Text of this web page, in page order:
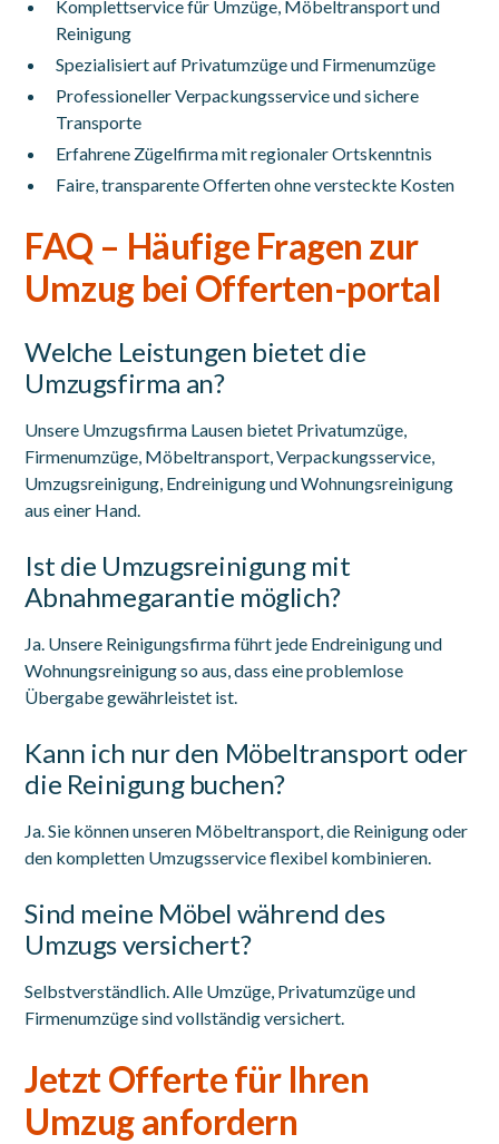
Komplettservice für Umzüge, Möbeltransport und
Reinigung
Spezialisiert auf Privatumzüge und Firmenumzüge
Professioneller Verpackungsservice und sichere
Transporte
Erfahrene Zügelfirma mit regionaler Ortskenntnis
Faire, transparente Offerten ohne versteckte Kosten
FAQ – Häufige Fragen zur
Umzug bei Offerten-portal
Welche Leistungen bietet die
Umzugsfirma an?
Unsere Umzugsfirma Lausen bietet Privatumzüge,
Firmenumzüge, Möbeltransport, Verpackungsservice,
Umzugsreinigung, Endreinigung und Wohnungsreinigung
aus einer Hand.
Ist die Umzugsreinigung mit
Abnahmegarantie möglich?
Ja. Unsere Reinigungsfirma führt jede Endreinigung und
Wohnungsreinigung so aus, dass eine problemlose
Übergabe gewährleistet ist.
Kann ich nur den Möbeltransport oder
die Reinigung buchen?
Ja. Sie können unseren Möbeltransport, die Reinigung oder
den kompletten Umzugsservice flexibel kombinieren.
Sind meine Möbel während des
Umzugs versichert?
Selbstverständlich. Alle Umzüge, Privatumzüge und
Firmenumzüge sind vollständig versichert.
Jetzt Offerte für Ihren
Umzug anfordern